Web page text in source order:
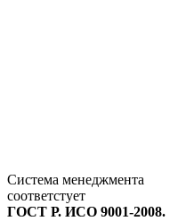
Система менеджмента
соответстует
ГОСТ Р. ИСО 9001-2008.